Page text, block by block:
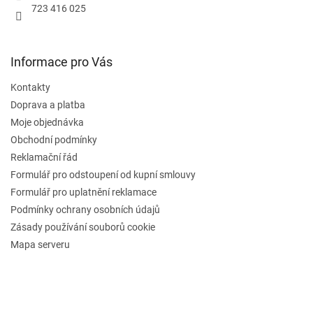
723 416 025
Informace pro Vás
Kontakty
Doprava a platba
Moje objednávka
Obchodní podmínky
Reklamační řád
Formulář pro odstoupení od kupní smlouvy
Formulář pro uplatnění reklamace
Podmínky ochrany osobních údajů
Zásady používání souborů cookie
Mapa serveru